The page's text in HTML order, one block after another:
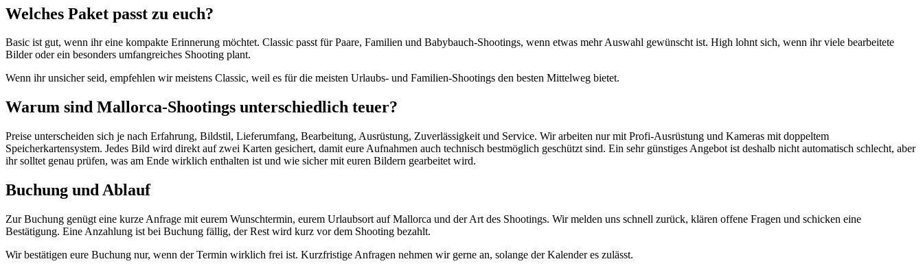
Welches Paket passt zu euch?
Basic ist gut, wenn ihr eine kompakte Erinnerung möchtet. Classic passt für Paare, Familien und Babybauch-Shootings, wenn etwas mehr Auswahl gewünscht ist. High lohnt sich, wenn ihr viele bearbeitete
Bilder oder ein besonders umfangreiches Shooting plant.
Wenn ihr unsicher seid, empfehlen wir meistens Classic, weil es für die meisten Urlaubs- und Familien-Shootings den besten Mittelweg bietet.
Warum sind Mallorca-Shootings unterschiedlich teuer?
Preise unterscheiden sich je nach Erfahrung, Bildstil, Lieferumfang, Bearbeitung, Ausrüstung, Zuverlässigkeit und Service. Wir arbeiten nur mit Profi-Ausrüstung und Kameras mit doppeltem
Speicherkartensystem. Jedes Bild wird direkt auf zwei Karten gesichert, damit eure Aufnahmen auch technisch bestmöglich geschützt sind. Ein sehr günstiges Angebot ist deshalb nicht automatisch schlecht, aber
ihr solltet genau prüfen, was am Ende wirklich enthalten ist und wie sicher mit euren Bildern gearbeitet wird.
Buchung und Ablauf
Zur Buchung genügt eine kurze Anfrage mit eurem Wunschtermin, eurem Urlaubsort auf Mallorca und der Art des Shootings. Wir melden uns schnell zurück, klären offene Fragen und schicken eine
Bestätigung. Eine Anzahlung ist bei Buchung fällig, der Rest wird kurz vor dem Shooting bezahlt.
Wir bestätigen eure Buchung nur, wenn der Termin wirklich frei ist. Kurzfristige Anfragen nehmen wir gerne an, solange der Kalender es zulässt.